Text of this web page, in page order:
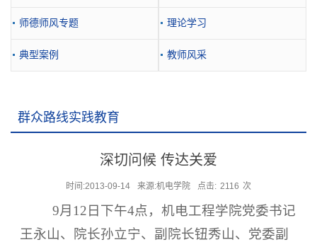
师德师风专题 理论学习
典型案例 教师风采
群众路线实践教育
深切问候 传达关爱
时间:2013-09-14 来源:机电学院 点击: 2116 次
9月 12 日 下午4点，机电工程学院党委书记
王永山、院长孙立宁、副院长钮秀山、党委副